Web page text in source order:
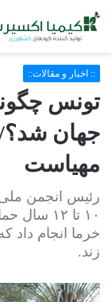
:: اخبار و مقالات::
تونس
جهان شد؟/
مهیاست
رئیس انجمن
۱۰ تا ۱۲
خرما انجام داد
زند.